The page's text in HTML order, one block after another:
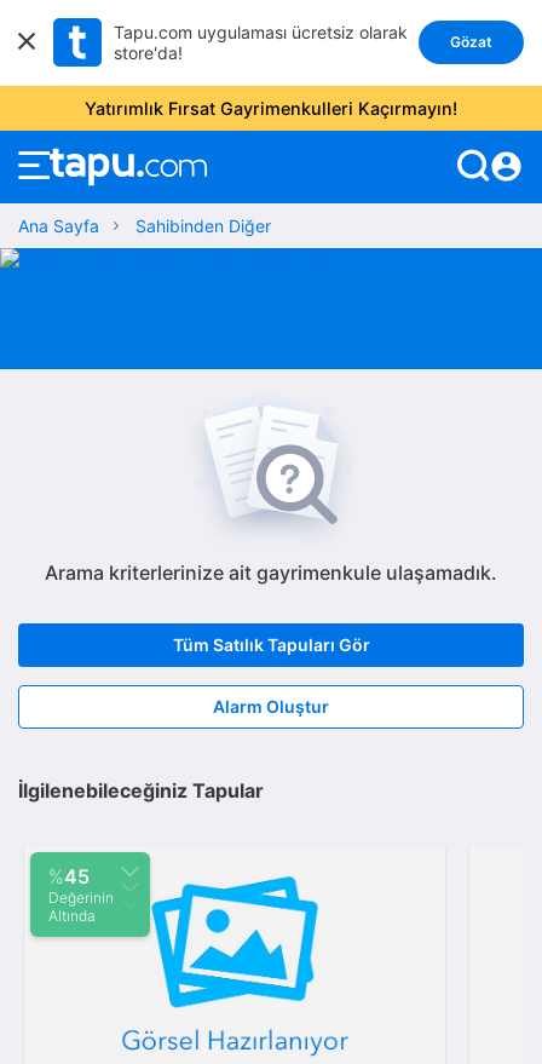
Tapu.com uygulaması ücretsiz olarak
store'da!
Gözat
Yatırımlık Fırsat Gayrimenkulleri Kaçırmayın!
account_circle
Ana Sayfa Sahibinden Diğer
Arama kriterlerinize ait gayrimenkule ulaşamadık.
Tüm Satılık Tapuları Gör
Alarm Oluştur
İlgilenebileceğiniz Tapular
%45
Değerinin
Altında